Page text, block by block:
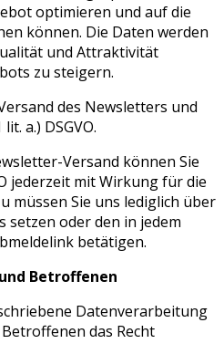
optimieren und auf die
können. Die Daten werden
und Attraktivität
zu steigern.
des Newsletters und
a.) DSGVO.
Versand können Sie
jederzeit mit Wirkung für die
müssen Sie uns lediglich über
oder den in jedem
betätigen.
Betroffenen
Datenverarbeitung
das Recht